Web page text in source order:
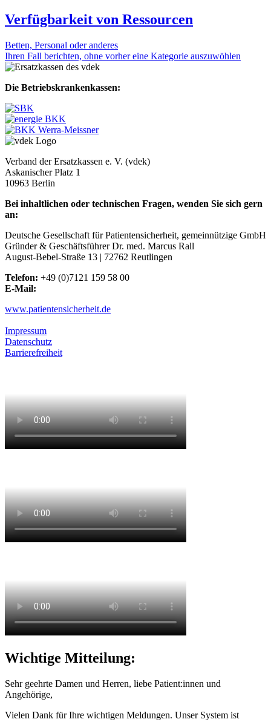
Verfügbarkeit von Ressourcen
Betten, Personal oder anderes
Ihren Fall berichten, ohne vorher eine Kategorie auszuwöhlen
Die Betriebskrankenkassen:
Verband der Ersatzkassen e. V. (vdek)
Askanischer Platz 1
10963 Berlin
Bei inhaltlichen oder technischen Fragen, wenden Sie sich gern
an:
Deutsche Gesellschaft für Patientensicherheit, gemeinnützige GmbH
Gründer & Geschäftsführer Dr. med. Marcus Rall
August-Bebel-Straße 13 | 72762 Reutlingen
Telefon: +49 (0)7121 159 58 00
E-Mail:
www.patientensicherheit.de
Impressum
Datenschutz
Barrierefreiheit
Wichtige Mitteilung:
Sehr geehrte Damen und Herren, liebe Patient:innen und
Angehörige,
Vielen Dank für Ihre wichtigen Meldungen. Unser System ist